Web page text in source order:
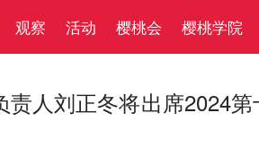
观察 活动 樱桃会 樱桃学院
人刘正冬将出席2024